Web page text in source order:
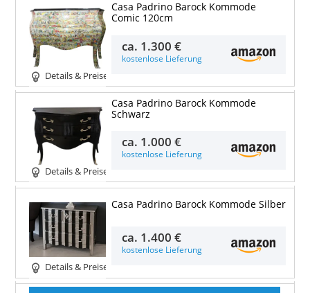
Details & Preise
Casa Padrino Barock Kommode
Comic 120cm
ca. 1.300 €
kostenlose Lieferung
Details & Preise
Casa Padrino Barock Kommode
Schwarz
ca. 1.000 €
kostenlose Lieferung
Details & Preise
Casa Padrino Barock Kommode Silber
ca. 1.400 €
kostenlose Lieferung